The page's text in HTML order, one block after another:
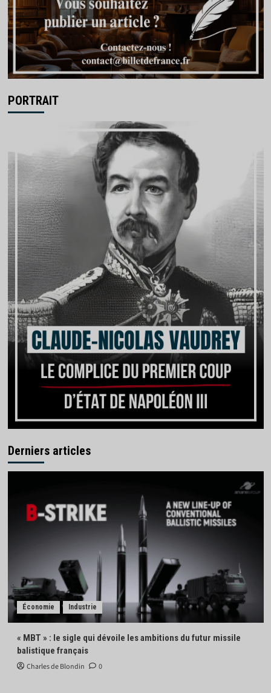
PORTRAIT
Derniers articles
Économie Industrie
« MBT » : le sigle qui dévoile les ambitions du futur missile
balistique français
Charles de Blondin 0